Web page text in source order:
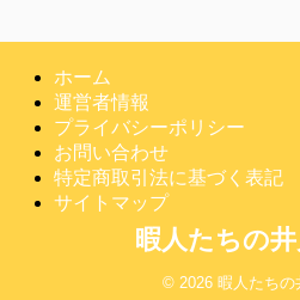
ホーム
運営者情報
プライバシーポリシー
お問い合わせ
特定商取引法に基づく表記
サイトマップ
暇人たちの
© 2026 暇人たちの